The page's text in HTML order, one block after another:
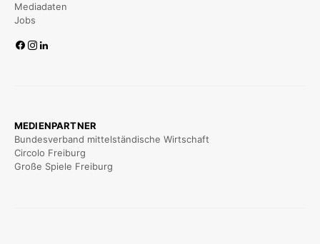
Mediadaten
Jobs
MEDIENPARTNER
Bundesverband mittelständische Wirtschaft
Circolo Freiburg
Große Spiele Freiburg